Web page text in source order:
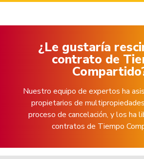
¿Le gustaría
contrato de
Nuestro equipo de expertos ha
propietarios de
proceso de cancelación, y los ha
contratos de Tiempo